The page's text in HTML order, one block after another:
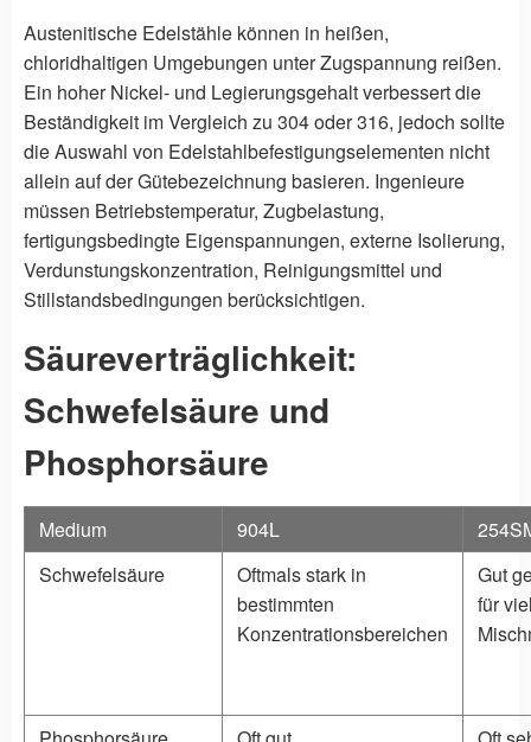
Austenitische Edelstähle können in heißen,
chloridhaltigen Umgebungen unter Zugspannung reißen.
Ein hoher Nickel- und Legierungsgehalt verbessert die
Beständigkeit im Vergleich zu 304 oder 316, jedoch sollte
die Auswahl von Edelstahlbefestigungselementen nicht
allein auf der Gütebezeichnung basieren. Ingenieure
müssen Betriebstemperatur, Zugbelastung,
fertigungsbedingte Eigenspannungen, externe Isolierung,
Verdunstungskonzentration, Reinigungsmittel und
Stillstandsbedingungen berücksichtigen.
Säureverträglichkeit:
Schwefelsäure und
Phosphorsäure
Medium 904L
Schwefelsäure
Oftmals stark in
bestimmten
Konzentrationsbereichen
Gut
für